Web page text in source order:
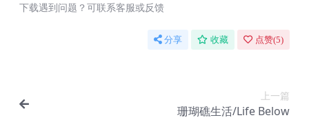
下载遇到问题？可联系客服或反馈
分享 收藏 点赞(5)
上一篇
珊瑚礁生活/Life Below